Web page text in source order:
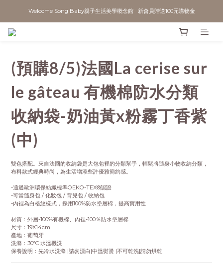
Welcome Song Baby親子生活美學概念館   新會員贈送100元購物金
(預購8/5)法國La cerise sur
le gâteau 有機棉防水分類
收納袋-奶油黃x粉霧丁香紫
(中)
雙色搭配。來自法國的收納袋是大包包裡的分類幫手，輕鬆將隨身小物收納分類，
布料款式經典時尚，為生活增添些許優雅簡約感。
-通過歐洲環保紡織標準OEKO-TEX®認證
-可當隨身包 / 化妝包 / 育兒包 / 收納包
-內裡為白格紋樣式，採用100%防水塗層棉，提高實用性
材質：外層-100%有機棉、內裡-100％防水塗層棉
尺寸：19X14cm
產地：葡萄牙
洗滌：30°C 水溫機洗
保養說明：先冷水洗滌 |請勿漂白|中溫熨燙 |不可乾洗|請勿烘乾